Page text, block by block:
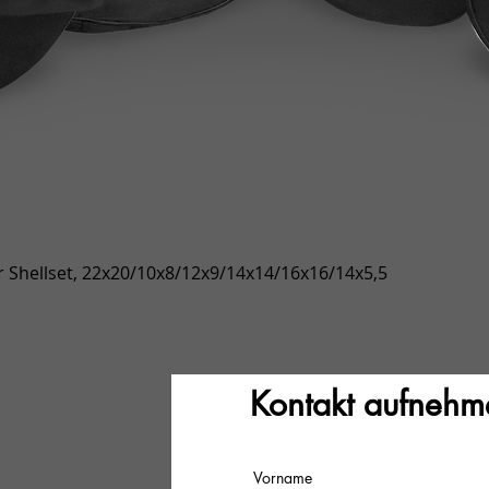
Snel overzicht
Shellset, 22x20/10x8/12x9/14x14/16x16/14x5,5
Kontakt
Vorname